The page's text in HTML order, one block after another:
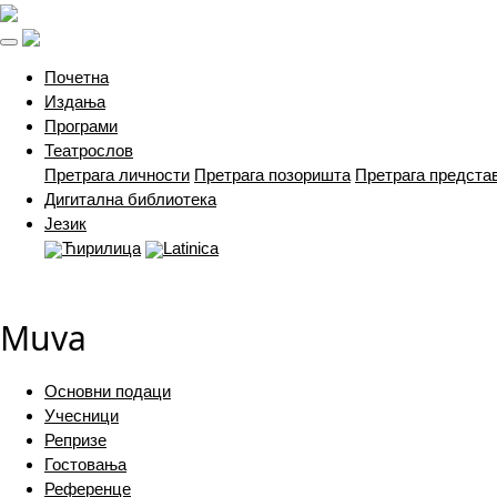
Почетна(current)
Издања
Програми
Театрослов
Претрага личности Претрага позоришта Претрага
Дигитална библиотека
Језик
Ћирилица
Latinica
Muva
Основни подаци
Учесници
Репризе
Гостовања
Референце